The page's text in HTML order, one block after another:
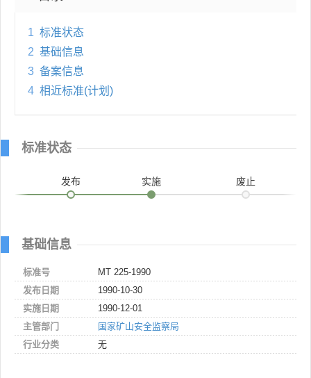
1 标准状态
2 基础信息
3 备案信息
4 相近标准(计划)
标准状态
发布 实施 废止
基础信息
标准号
MT 225-1990
发布日期
1990-10-30
实施日期
1990-12-01
主管部门
国家矿山安全监察局
行业分类
无